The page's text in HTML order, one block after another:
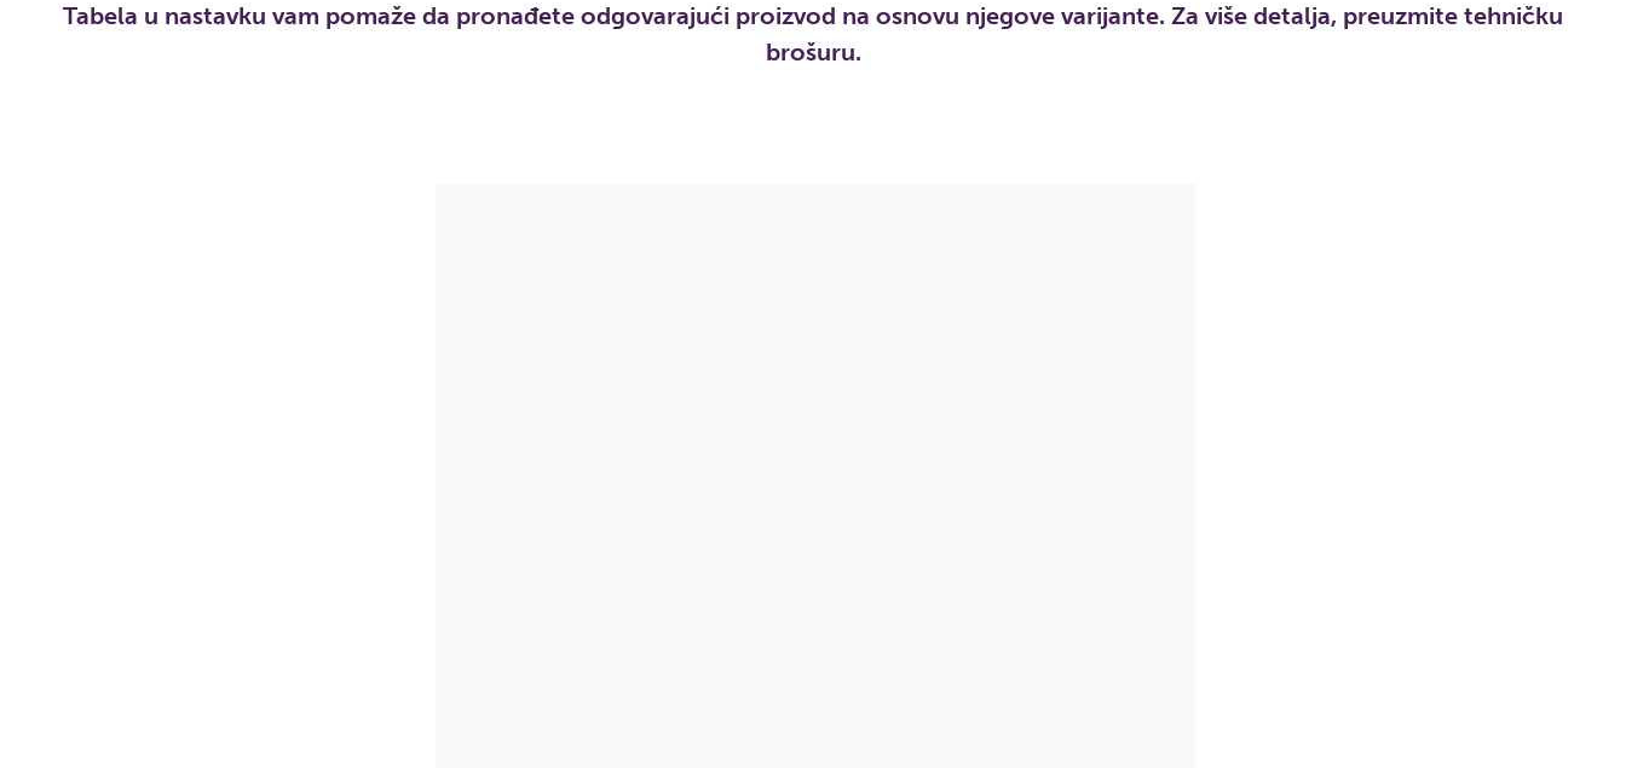
Tabela u nastavku vam pomaže da pronađete odgovarajući proizvod na osnovu njegove varijante. Za više detalja, preuzmite tehničku
brošuru.